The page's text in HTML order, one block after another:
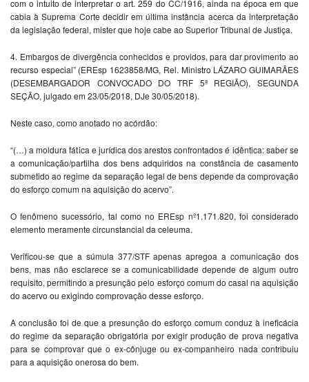
com o intuito de interpretar o art. 259 do CC/1916, ainda na época em que
cabia à Suprema Corte decidir em última instância acerca da interpretação
da legislação federal, mister que hoje cabe ao Superior Tribunal de Justiça.
4. Embargos de divergência conhecidos e providos, para dar provimento ao
recurso especial” (EREsp 1623858/MG, Rel. Ministro LÁZARO GUIMARÃES
(DESEMBARGADOR CONVOCADO DO TRF 5ª REGIÃO), SEGUNDA
SEÇÃO, julgado em 23/05/2018, DJe 30/05/2018).
Neste caso, como anotado no acórdão:
“(…) a moldura fática e jurídica dos arestos confrontados é idêntica: saber se
a comunicação/partilha dos bens adquiridos na constância de casamento
submetido ao regime da separação legal de bens depende da comprovação
do esforço comum na aquisição do acervo”.
O fenômeno sucessório, tal como no EREsp nº1.171.820, foi considerado
elemento meramente circunstancial da celeuma.
Verificou-se que a súmula 377/STF apenas apregoa a comunicação dos
bens, mas não esclarece se a comunicabilidade depende de algum outro
requisito, permitindo a presunção pelo esforço comum do casal na aquisição
do acervo ou exigindo comprovação desse esforço.
A conclusão foi de que a presunção do esforço comum conduz à ineficácia
do regime da separação obrigatória por exigir produção de prova negativa
para se comprovar que o ex-cônjuge ou ex-companheiro nada contribuiu
para a aquisição onerosa do bem.